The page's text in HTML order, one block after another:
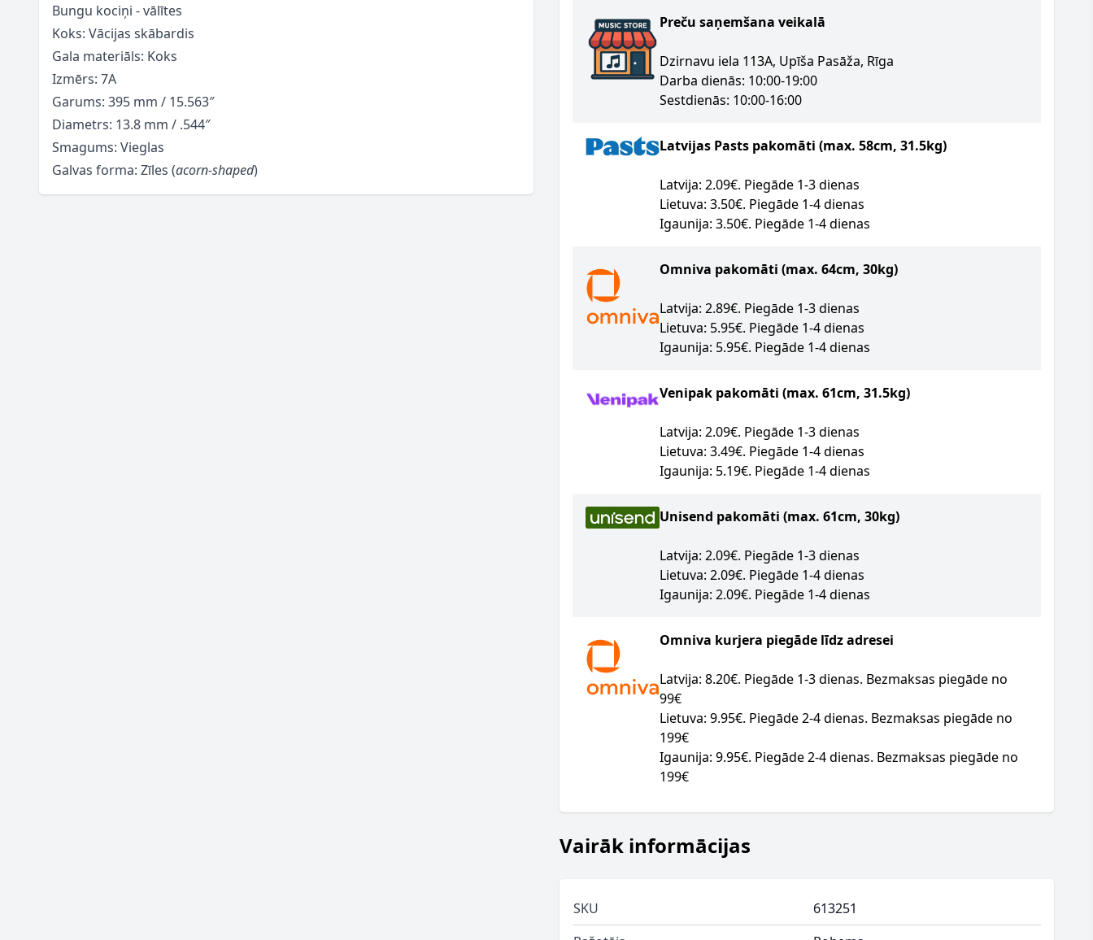
Bungu kociņi - vālītes
Koks: Vācijas skābardis
Gala materiāls: Koks
Izmērs: 7A
Garums: 395 mm / 15.563″
Diametrs: 13.8 mm / .544″
Smagums: Vieglas
Galvas forma: Zīles (acorn-shaped)
Preču saņemšana veikalā
Dzirnavu iela 113A, Upīša Pasāža, Rīga
Darba dienās: 10:00-19:00
Sestdienās: 10:00-16:00
Latvijas Pasts pakomāti (max. 58cm, 31.5kg)
Latvija: 2.09€. Piegāde 1-3 dienas
Lietuva: 3.50€. Piegāde 1-4 dienas
Igaunija: 3.50€. Piegāde 1-4 dienas
Omniva pakomāti (max. 64cm, 30kg)
Latvija: 2.89€. Piegāde 1-3 dienas
Lietuva: 5.95€. Piegāde 1-4 dienas
Igaunija: 5.95€. Piegāde 1-4 dienas
Venipak pakomāti (max. 61cm, 31.5kg)
Latvija: 2.09€. Piegāde 1-3 dienas
Lietuva: 3.49€. Piegāde 1-4 dienas
Igaunija: 5.19€. Piegāde 1-4 dienas
Unisend pakomāti (max. 61cm, 30kg)
Latvija: 2.09€. Piegāde 1-3 dienas
Lietuva: 2.09€. Piegāde 1-4 dienas
Igaunija: 2.09€. Piegāde 1-4 dienas
Omniva kurjera piegāde līdz adresei
Latvija: 8.20€. Piegāde 1-3 dienas. Bezmaksas piegāde no
99€
Lietuva: 9.95€. Piegāde 2-4 dienas. Bezmaksas piegāde no
199€
Igaunija: 9.95€. Piegāde 2-4 dienas. Bezmaksas piegāde no
199€
Vairāk informācijas
SKU
613251